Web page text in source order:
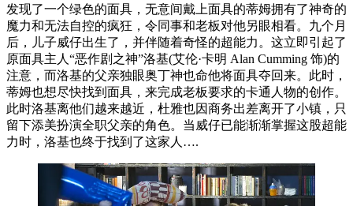
发现了一个绿色的面具，无意间戴上面具的蒂姆拥有了神奇的
魔力和无法自控的疯狂，令同事和老板对他另眼相看。九个月
后，儿子威仔出生了，并伴随着奇怪的超能力。这立即引起了
原面具主人“恶作剧之神”洛基(艾伦·卡明 Alan Cumming 饰)的
注意，而洛基的父亲独眼奥丁神也命他将面具夺回来。此时，
蒂姆也想尽快找到面具，来完成老板要求的卡通人物的创作。
此时洛基离他们越来越近，杜雅也因商务出差离开了小镇，只
留下添美扮演全职父亲的角色。当威仔已能渐渐掌握这股超能
力时，洛基也终于找到了这家人….